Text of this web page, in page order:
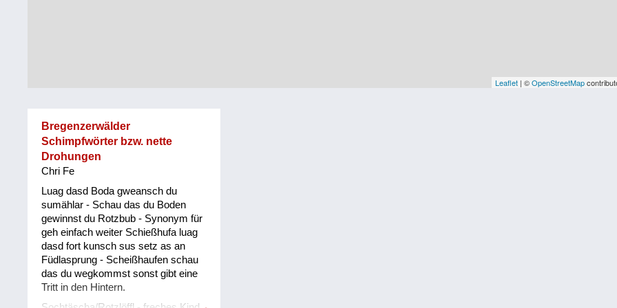
Leaflet | ©OpenStreetMap
Bregenzerwälder
Schimpfwörter bzw. nette
Drohungen
Chri Fe
Luag dasd Boda gweansch du
sumählar - Schau das du Boden
gewinnst du Rotzbub - Synonym für
geh einfach weiter Schießhufa luag
dasd fort kunsch sus setz as an
Füdlasprung - Scheißhaufen schau
das du wegkommst sonst gibt eine
Tritt in den Hintern.